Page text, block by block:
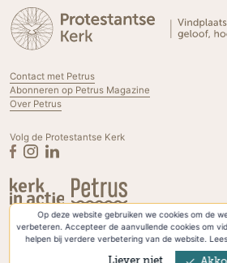
Op deze website gebruiken we cookies om de
verbeteren. Accepteer de aanvullende cookies om
helpen bij verdere verbetering van de website.
Contact met Petrus
Abonneren op Petrus Magazine
Over Petrus
Volg de Protestantse Kerk
Privacyverklaring & Cookies